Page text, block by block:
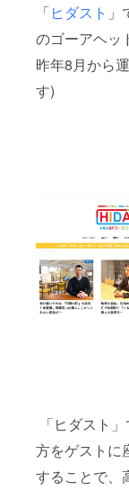
「ヒダスト
のゴーアヘッ
昨年8月から
す)
「ヒダスト
方をゲストに
することで、